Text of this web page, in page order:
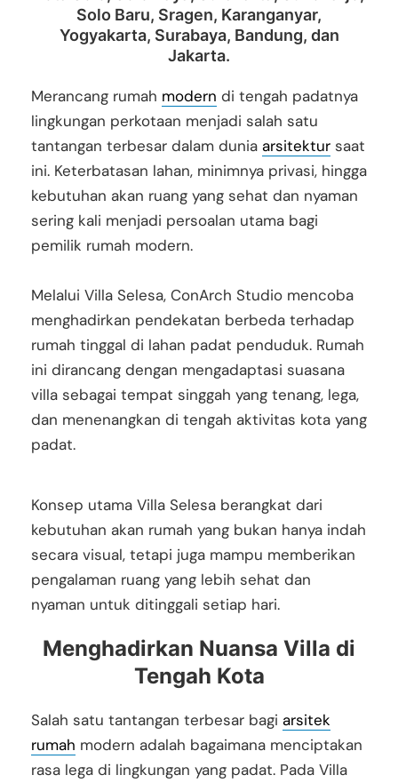
Solo Baru, Sragen, Karanganyar,
Yogyakarta, Surabaya, Bandung, dan
Jakarta.
Merancang rumah modern di tengah padatnya
lingkungan perkotaan menjadi salah satu
tantangan terbesar dalam dunia arsitektur saat
ini. Keterbatasan lahan, minimnya privasi, hingga
kebutuhan akan ruang yang sehat dan nyaman
sering kali menjadi persoalan utama bagi
pemilik rumah modern.
Melalui Villa Selesa, ConArch Studio mencoba
menghadirkan pendekatan berbeda terhadap
rumah tinggal di lahan padat penduduk. Rumah
ini dirancang dengan mengadaptasi suasana
villa sebagai tempat singgah yang tenang, lega,
dan menenangkan di tengah aktivitas kota yang
padat.
Konsep utama Villa Selesa berangkat dari
kebutuhan akan rumah yang bukan hanya indah
secara visual, tetapi juga mampu memberikan
pengalaman ruang yang lebih sehat dan
nyaman untuk ditinggali setiap hari.
Menghadirkan Nuansa Villa di
Tengah Kota
Salah satu tantangan terbesar bagi arsitek
rumah modern adalah bagaimana menciptakan
rasa lega di lingkungan yang padat. Pada Villa